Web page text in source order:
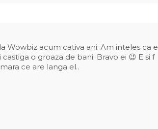
Wowbiz acum cativa ani. Am inteles ca e
o groaza de bani. Bravo ei 😉 E si f
ce are langa el..